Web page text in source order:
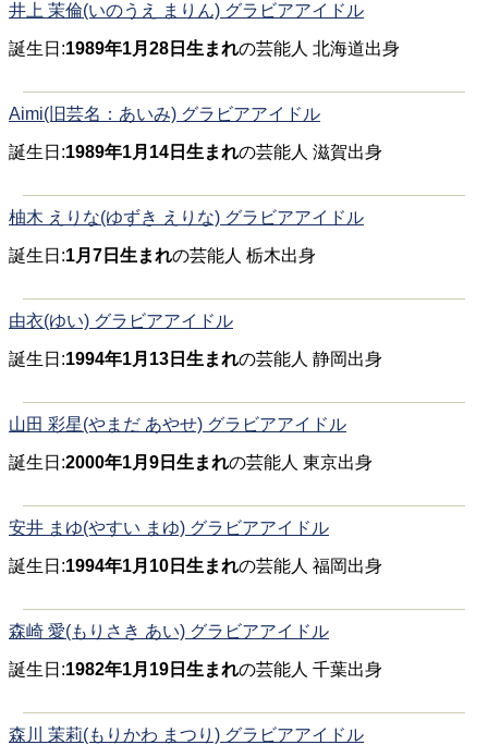
井上 茉倫(いのうえ まりん) グラビアアイドル
誕生日:1989年1月28日生まれの芸能人 北海道出身
Aimi(旧芸名：あいみ) グラビアアイドル
誕生日:1989年1月14日生まれの芸能人 滋賀出身
柚木 えりな(ゆずき えりな) グラビアアイドル
誕生日:1月7日生まれの芸能人 栃木出身
由衣(ゆい) グラビアアイドル
誕生日:1994年1月13日生まれの芸能人 静岡出身
山田 彩星(やまだ あやせ) グラビアアイドル
誕生日:2000年1月9日生まれの芸能人 東京出身
安井 まゆ(やすい まゆ) グラビアアイドル
誕生日:1994年1月10日生まれの芸能人 福岡出身
森崎 愛(もりさき あい) グラビアアイドル
誕生日:1982年1月19日生まれの芸能人 千葉出身
森川 茉莉(もりかわ まつり) グラビアアイドル